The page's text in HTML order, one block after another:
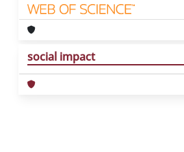
social impact